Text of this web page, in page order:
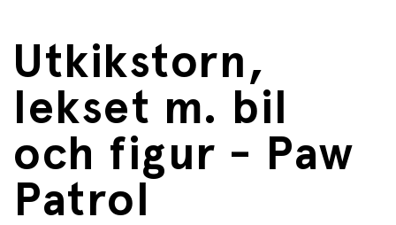
Utkikstorn,
lekset m. bil
och figur - Paw
Patrol